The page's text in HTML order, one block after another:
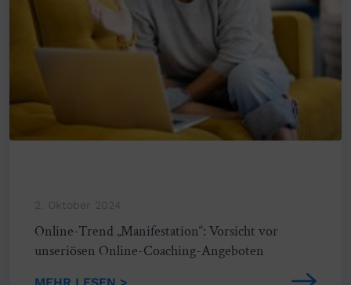
2. Oktober 2024
Online-Trend „Manifestation“: Vorsicht vor
unseriösen Online-Coaching-Angeboten